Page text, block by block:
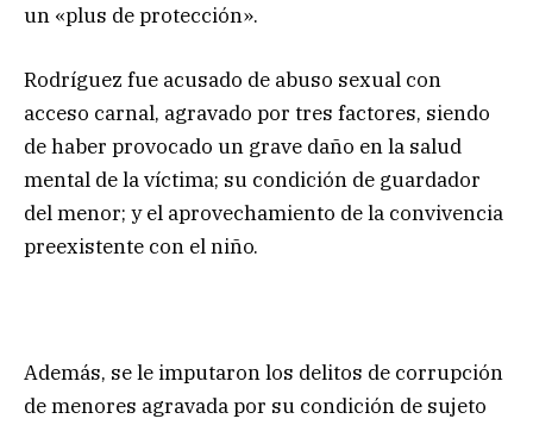
un «plus de protección».
Rodríguez fue acusado de abuso sexual con
acceso carnal, agravado por tres factores, siendo
de haber provocado un grave daño en la salud
mental de la víctima; su condición de guardador
del menor; y el aprovechamiento de la convivencia
preexistente con el niño.
Además, se le imputaron los delitos de corrupción
de menores agravada por su condición de sujeto